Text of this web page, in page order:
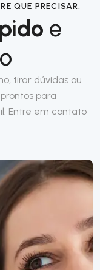
QUE PRECISAR.
e
tirar dúvidas ou
para
Entre em contato